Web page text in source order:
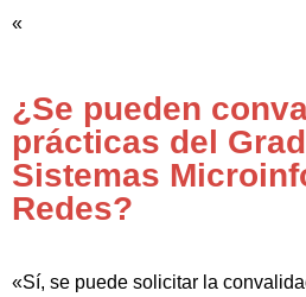
«
¿Se pueden
prácticas del
Sistemas
Redes?
«Sí, se puede solicitar la